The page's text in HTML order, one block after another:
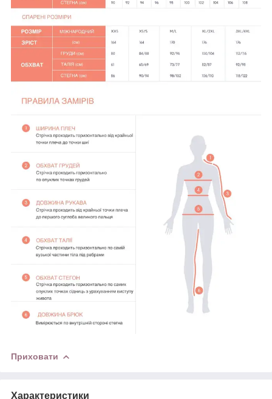
Приховати
Характеристики